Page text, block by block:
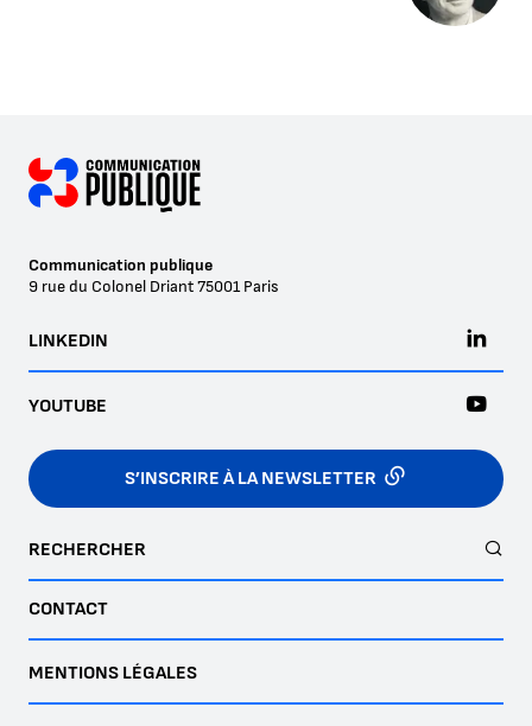
Communication publique
9 rue du Colonel Driant75001 Paris
S’INSCRIRE À LA NEWSLETTER
LINKEDIN
YOUTUBE
RECHERCHER
CONTACT
MENTIONS LÉGALES